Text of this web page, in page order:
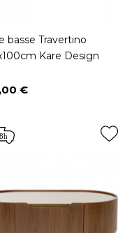
basse Travertino
Kare Design
€